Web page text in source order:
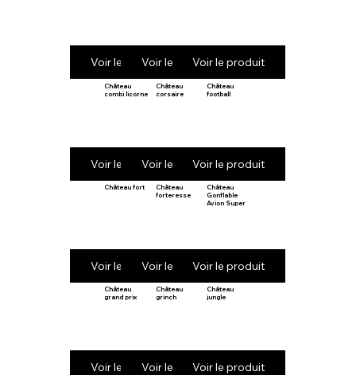
Voir le produitVoir le produitVoir le produit
Château
combi licorne
Voir le produit
Château
corsaire
Voir le produit
Château
football
Voir le produit
Château fort
Voir le produit
Château
forteresse
Voir le produit
Château
Gonflable
Avion Super
Voir le produit
Château
grand prix
Voir le produit
Château
grinch
Voir le produit
Château
jungle
Voir le produit